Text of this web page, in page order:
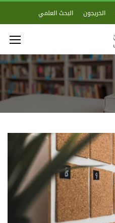
الخريجون البحث العلمي